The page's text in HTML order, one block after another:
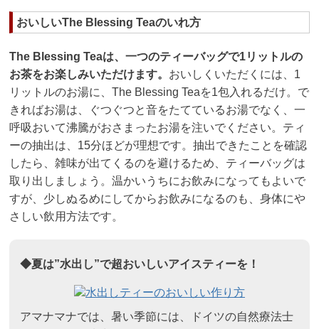
おいしいThe Blessing Teaのいれ方
The Blessing Teaは、一つのティーバッグで1リットルの
お茶をお楽しみいただけます。 おいしくいただくには、1
リットルのお湯に、The Blessing Teaを1包入れるだけ。で
きればお湯は、ぐつぐつと音をたてているお湯でなく、一
呼吸おいて沸騰がおさまったお湯を注いでください。ティ
ーの抽出は、15分ほどが理想です。抽出できたことを確認
したら、雑味が出てくるのを避けるため、ティーバッグは
取り出しましょう。温かいうちにお飲みになってもよいで
すが、少しぬるめにしてからお飲みになるのも、身体にや
さしい飲用方法です。
◆夏は”水出し”で超おいしいアイスティーを！
アマナマナでは、暑い季節には、ドイツの自然療法士